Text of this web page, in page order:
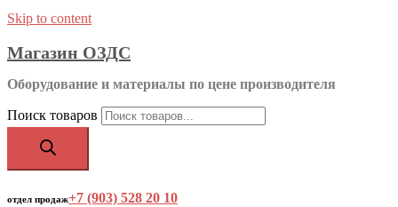
Skip to content
Магазин ОЗДС
Оборудование и материалы по цене производителя
Поиск товаров
отдел продаж+7 (903) 528 20 10